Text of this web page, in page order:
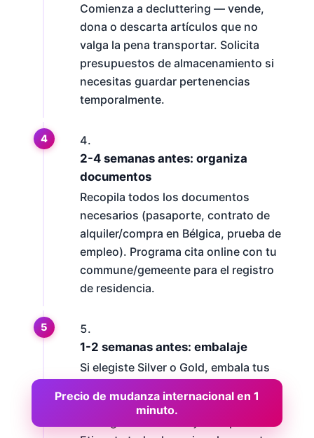
Comienza a decluttering — vende,
dona o descarta artículos que no
valga la pena transportar. Solicita
presupuestos de almacenamiento si
necesitas guardar pertenencias
temporalmente.
2-4 semanas antes: organiza
documentos
Recopila todos los documentos
necesarios (pasaporte, contrato de
alquiler/compra en Bélgica, prueba de
empleo). Programa cita online con tu
commune/gemeente para el registro
de residencia.
1-2 semanas antes: embalaje
Si elegiste Silver o Gold, embala tus
Platinum, nuestro equipo se
Precio de mudanza internacional en 1
minuto.